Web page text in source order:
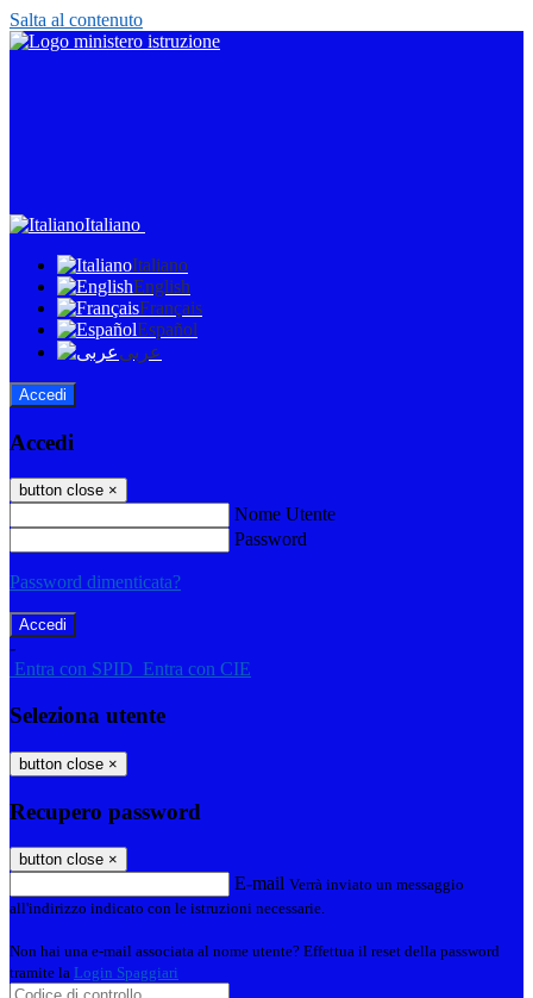
Salta al contenuto
Italiano
Italiano
English
Français
Español
عربى
Accedi
Accedi
button close ×
Nome Utente
Password
Password dimenticata?
-
Entra con SPID Entra con CIE
Seleziona utente
button close ×
Recupero password
button close ×
E-mail Verrà inviato un messaggio
all'indirizzo indicato con le istruzioni necessarie.
Non hai una e-mail associata al nome utente? Effettua il reset della password
tramite la Login Spaggiari